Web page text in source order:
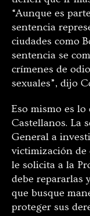
“Aunque es
sentencia
ciudades como
sentencia se
crímenes de
sexuales”, dijo
Eso mismo es lo
Castellanos. La
General a
victimización de
le solicita a la
debe repararlas
que busque
proteger sus